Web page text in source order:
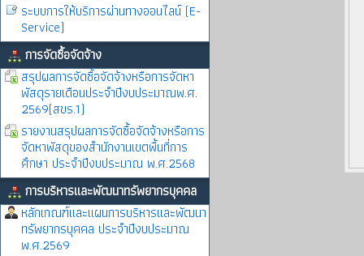
ระบบการให้บริการผ่านทางออนไลน์ (E-
Service)
การจัดซื้อจัดจ้าง
สรุปผลการจัดซื้อจัดจ้างหรือการจัดหา
พัสดุรายเดือนประจำปีงบประมาณพ.ศ.
2569(สขร.1)
รายงานสรุปผลการจัดซื้อจัดจ้างหรือการ
จัดหาพัสดุของสำนักงานเขตพื้นที่การ
ศึกษา ประจำปีงบประมาณ พ.ศ.2568
การบริหารและพัฒนาทรัพยากรบุคคล
หลักเกณฑ์และแผนการบริหารและพัฒนา
ทรัพยากรบุคคล ประจำปีงบประมาณ
พ.ศ.2569